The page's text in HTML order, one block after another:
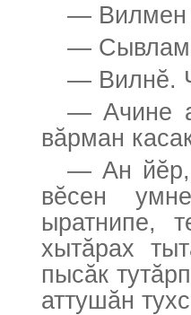
— Вилмен
—
— Вилнĕ.
— Ачине
вăрман
— Ан йĕр,
вĕсен
ыратнипе,
хытăрах
пысăк
аттушăн